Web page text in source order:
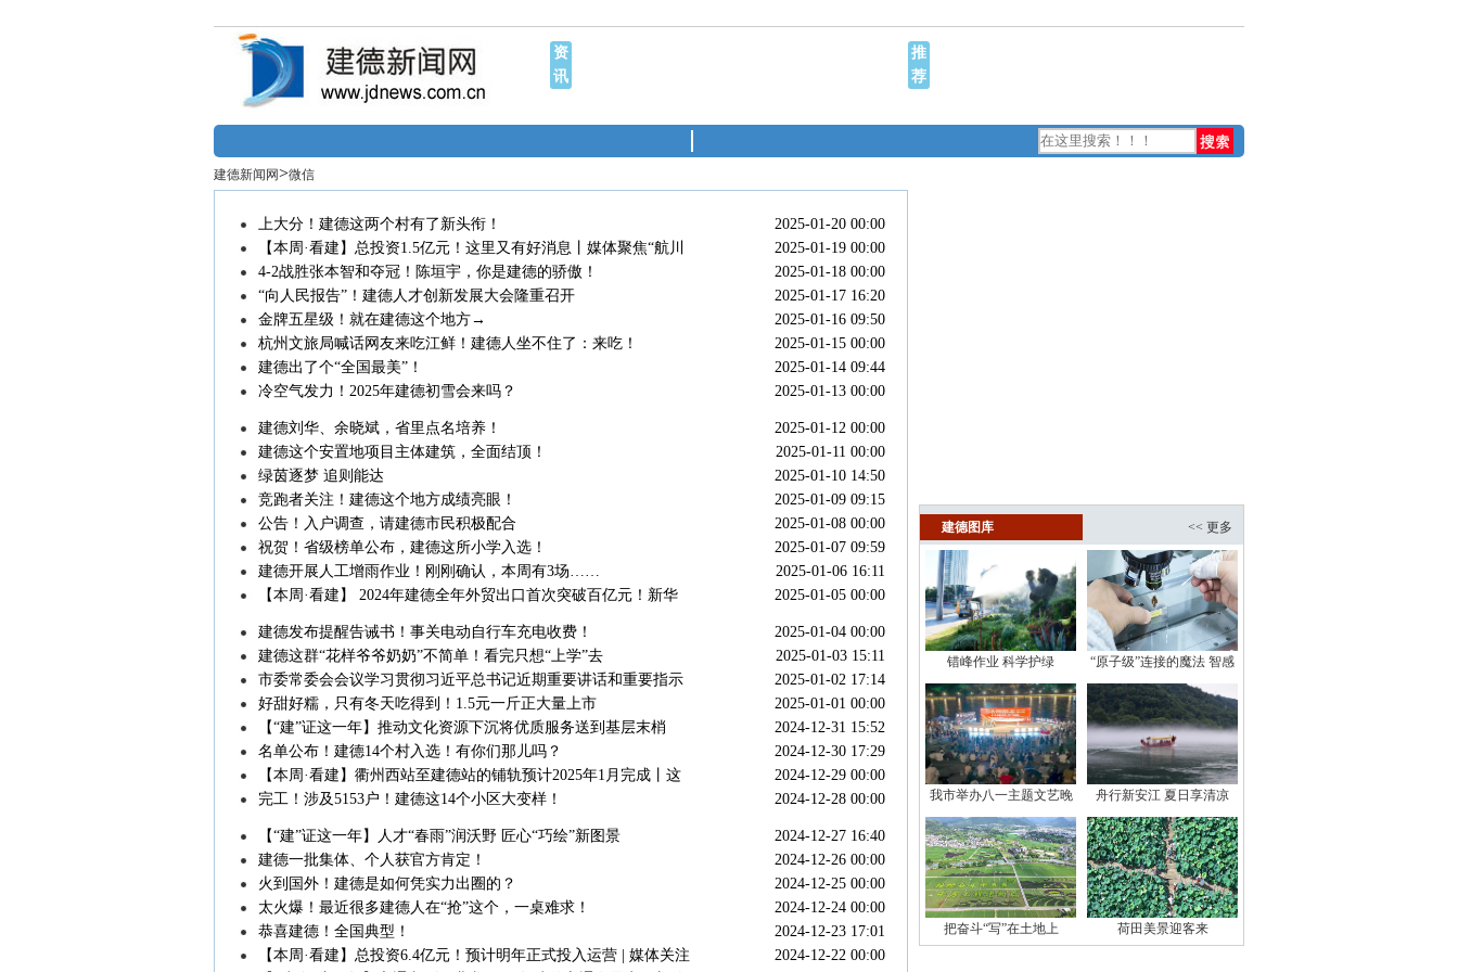
资
讯
推
荐
<< 更多
建德图库
错峰作业 科学护绿
“原子级”连接的魔法 智感
微电子用一枚芯片感知“人
形机器人”未来
我市举办八一主题文艺晚
会
舟行新安江 夏日享清凉
把奋斗“写”在土地上 荷田美景迎客来
建德新闻网>微信
2025-01-20 00:00
上大分！建德这两个村有了新头衔！
2025-01-19 00:00
【本周·看建】总投资1.5亿元！这里又有好消息丨媒体聚焦“航川
现象”
2025-01-18 00:00
4-2战胜张本智和夺冠！陈垣宇，你是建德的骄傲！
2025-01-17 16:20
“向人民报告”！建德人才创新发展大会隆重召开
2025-01-16 09:50
金牌五星级！就在建德这个地方→
2025-01-15 00:00
杭州文旅局喊话网友来吃江鲜！建德人坐不住了：来吃！
2025-01-14 09:44
建德出了个“全国最美”！
2025-01-13 00:00
冷空气发力！2025年建德初雪会来吗？
2025-01-12 00:00
建德刘华、余晓斌，省里点名培养！
2025-01-11 00:00
建德这个安置地项目主体建筑，全面结顶！
2025-01-10 14:50
绿茵逐梦 追则能达
2025-01-09 09:15
竞跑者关注！建德这个地方成绩亮眼！
2025-01-08 00:00
公告！入户调查，请建德市民积极配合
2025-01-07 09:59
祝贺！省级榜单公布，建德这所小学入选！
2025-01-06 16:11
建德开展人工增雨作业！刚刚确认，本周有3场……
2025-01-05 00:00
【本周·看建】 2024年建德全年外贸出口首次突破百亿元！新华
2025-01-04 00:00
建德发布提醒告诫书！事关电动自行车充电收费！
2025-01-03 15:11
建德这群“花样爷爷奶奶”不简单！看完只想“上学”去
2025-01-02 17:14
市委常委会会议学习贯彻习近平总书记近期重要讲话和重要指示
精神
2025-01-01 00:00
好甜好糯，只有冬天吃得到！1.5元一斤正大量上市
2024-12-31 15:52
【“建”证这一年】推动文化资源下沉将优质服务送到基层末梢
2024-12-30 17:29
名单公布！建德14个村入选！有你们那儿吗？
2024-12-29 00:00
【本周·看建】衢州西站至建德站的铺轨预计2025年1月完成丨这
个村被央视关注
2024-12-28 00:00
完工！涉及5153户！建德这14个小区大变样！
2024-12-27 16:40
【“建”证这一年】人才“春雨”润沃野 匠心“巧绘”新图景
2024-12-26 00:00
建德一批集体、个人获官方肯定！
2024-12-25 00:00
火到国外！建德是如何凭实力出圈的？
2024-12-24 00:00
太火爆！最近很多建德人在“抢”这个，一桌难求！
2024-12-23 17:01
恭喜建德！全国典型！
2024-12-22 00:00
【本周·看建】总投资6.4亿元！预计明年正式投入运营 | 媒体关注